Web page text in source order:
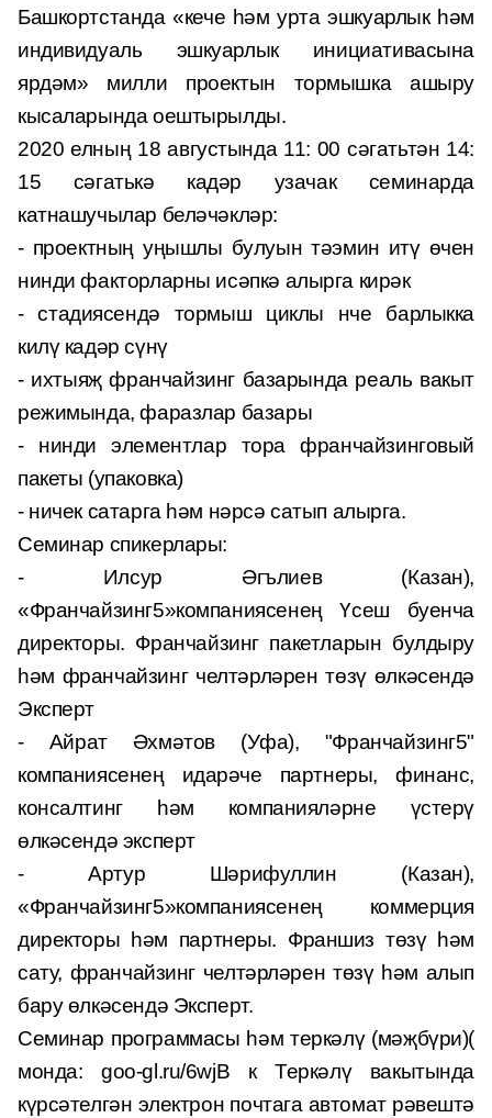
Башкортстанда «кече һәм урта эшкуарлык һәм
индивидуаль эшкуарлык инициативасына
ярдәм» милли проектын тормышка ашыру
кысаларында оештырылды.
2020 елның 18 августында 11: 00 сәгатьтән 14:
15 сәгатькә кадәр узачак семинарда
катнашучылар беләчәкләр:
- проектның уңышлы булуын тәэмин итү өчен
нинди факторларны исәпкә алырга кирәк
- стадиясендә тормыш циклы нче барлыкка
килү кадәр сүнү
- ихтыяҗ франчайзинг базарында реаль вакыт
режимында, фаразлар базары
- нинди элементлар тора франчайзинговый
пакеты (упаковка)
- ничек сатарга һәм нәрсә сатып алырга.
Семинар спикерлары:
- Илсур Әгълиев (Казан),
«Франчайзинг5»компаниясенең Үсеш буенча
директоры. Франчайзинг пакетларын булдыру
һәм франчайзинг челтәрләрен төзү өлкәсендә
Эксперт
- Айрат Әхмәтов (Уфа), "Франчайзинг5"
компаниясенең идарәче партнеры, финанс,
консалтинг һәм компанияләрне үстерү
өлкәсендә эксперт
- Артур Шәрифуллин (Казан),
«Франчайзинг5»компаниясенең коммерция
директоры һәм партнеры. Франшиз төзү һәм
сату, франчайзинг челтәрләрен төзү һәм алып
бару өлкәсендә Эксперт.
Семинар программасы һәм теркәлү (мәҗбүри)(
монда: goo-gl.ru/6wjB к Теркәлү вакытында
күрсәтелгән электрон почтага автомат рәвештә